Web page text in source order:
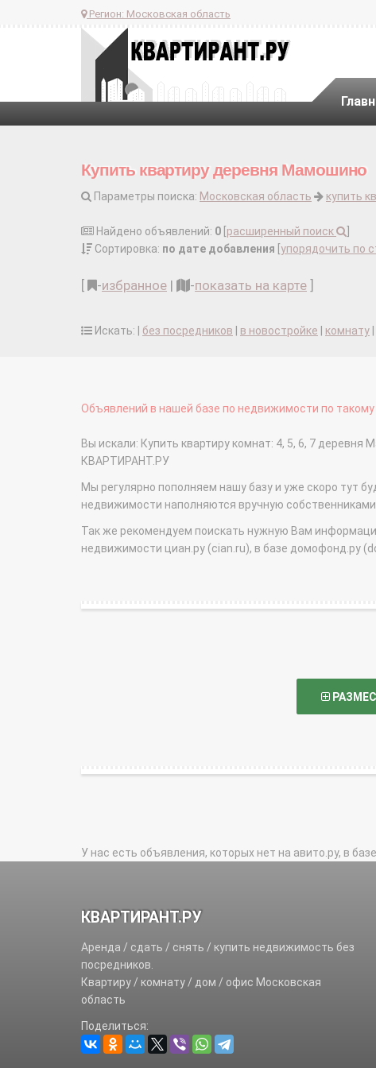
Регион: Московская область
Купить квартиру деревня Мамошино
Параметры поиска: Московская область купить
Найдено объявлений: 0 расширенный поиск
Сортировка: по дате добавления упорядочить по
-избранное | -показать на карте
Искать: | без посредников в новостройке комнату
Объявлений в нашей базе по недвижимости по такому
Вы искали: Купить квартиру комнат: 4, 5, 6, 7
КВАРТИРАНТ.РУ
Мы регулярно пополняем нашу базу и уже скоро тут
недвижимости наполняются вручную
Так же рекомендуем поискать нужную Вам
недвижимости циан.ру (cian.ru), в базе домофонд.ру
У нас есть объявления, которых нет на авито.ру, в
КВАРТИРАНТ.РУ
Аренда / сдать / снять / купить недвижимость без
посредников.
Квартиру / комнату / дом / офис Московская
область
Поделиться: